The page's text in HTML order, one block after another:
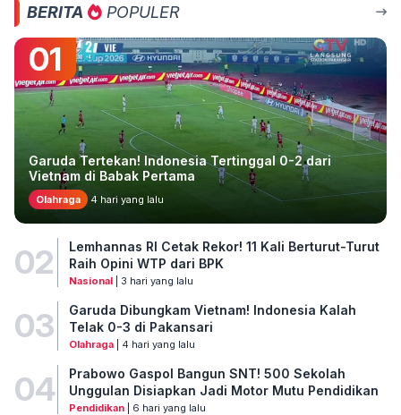
BERITA POPULER
01
Garuda Tertekan! Indonesia Tertinggal 0-2 dari
Vietnam di Babak Pertama
Olahraga 4 hari yang lalu
02
Lemhannas RI Cetak Rekor! 11 Kali Berturut-Turut
Raih Opini WTP dari BPK
Nasional| 3 hari yang lalu
03
Garuda Dibungkam Vietnam! Indonesia Kalah
Telak 0-3 di Pakansari
Olahraga| 4 hari yang lalu
04
Prabowo Gaspol Bangun SNT! 500 Sekolah
Unggulan Disiapkan Jadi Motor Mutu Pendidikan
Pendidikan| 6 hari yang lalu